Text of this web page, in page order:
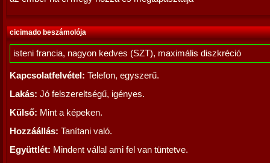
cicimado beszámolója
isteni francia, nagyon kedves (SZT), maximális diszkréció
Kapcsolatfelvétel: Telefon, egyszerű.
Lakás: Jó felszereltségű, igényes.
Külső: Mint a képeken.
Hozzáállás: Tanítani való.
Együttlét: Mindent vállal ami fel van tüntetve.